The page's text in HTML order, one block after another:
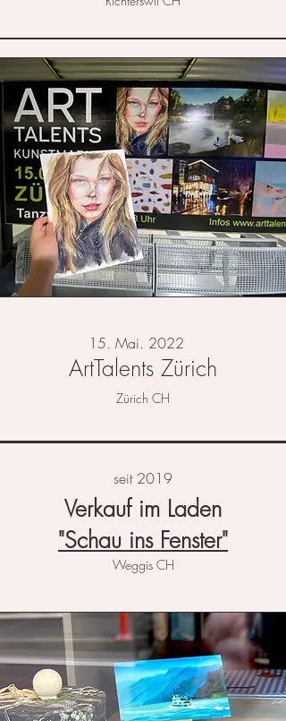
15. Mai. 2022
ArtTalents Zürich
Zürich CH
seit 2019
Verkauf im Laden
"Schau ins Fenster"
Weggis CH